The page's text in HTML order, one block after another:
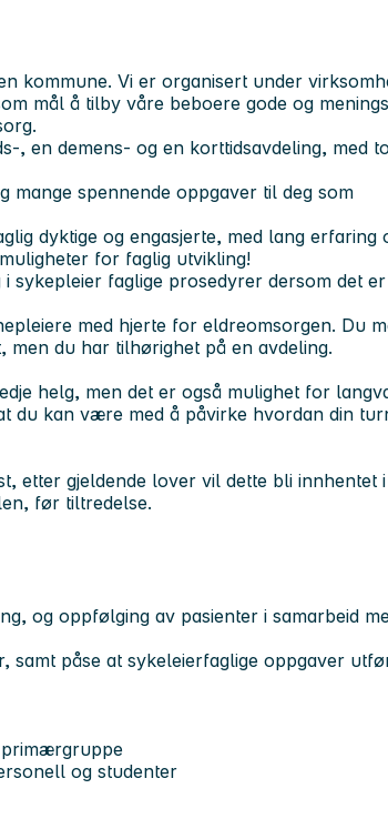
kommune. Vi er organisert under
mål å tilby våre beboere gode og
, en demens- og en korttidsavdeling, med
spennende oppgaver til deg som
dyktige og engasjerte, med lang erfaring
for faglig utvikling!
faglige prosedyrer dersom det er
med hjerte for eldreomsorgen. Du
du har tilhørighet på en avdeling.
helg, men det er også mulighet for
du kan være med å påvirke hvordan din
etter gjeldende lover vil dette bli innhentet i
før tiltredelse.
og oppfølging av pasienter i samarbeid
samt påse at sykeleierfaglige oppgaver
primærgruppe
og studenter